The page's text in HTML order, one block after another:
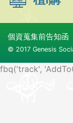
個資蒐集前告知函
© 2017 Genesis
fbq('track',